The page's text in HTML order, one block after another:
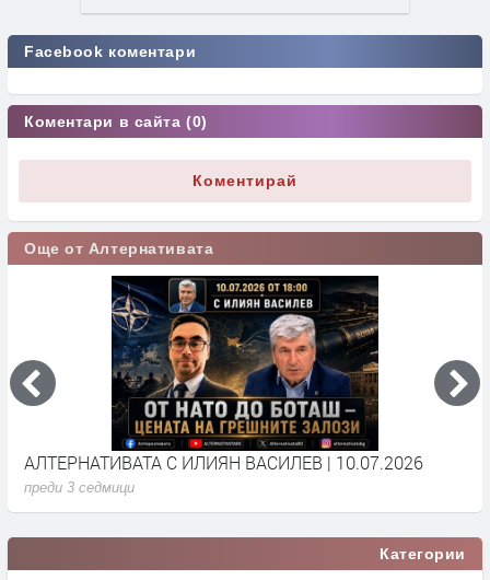
Facebook коментари
Коментари в сайта (0)
Коментирай
Още от Алтернативата
АЛТЕРНАТИВАТА С ИЛИЯН ВАСИЛЕВ | 10.07.2026
преди 3 седмици
Категории